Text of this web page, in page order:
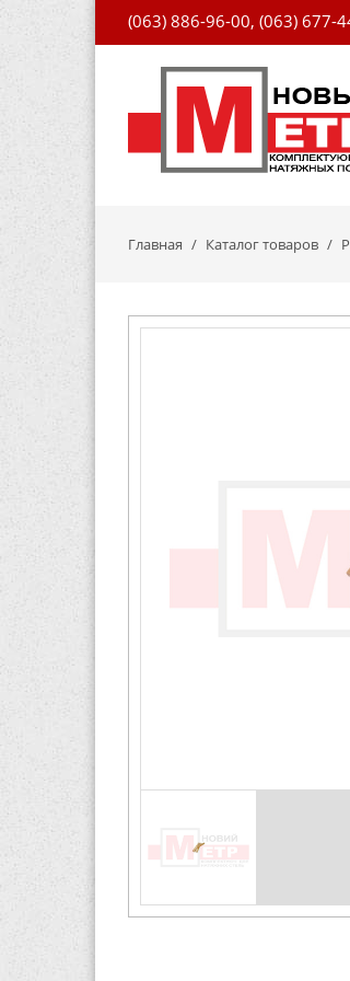
(063) 886-96-00, (063) 677-
Главная Каталог товаров